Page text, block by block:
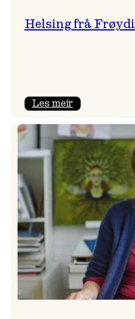
Helsing frå
Les meir:
frå
Frøydis